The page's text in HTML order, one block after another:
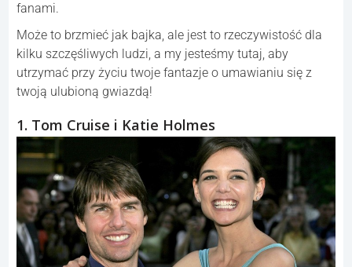
fanami.
Może to brzmieć jak bajka, ale jest to rzeczywistość dla
kilku szczęśliwych ludzi, a my jesteśmy tutaj, aby
utrzymać przy życiu twoje fantazje o umawianiu się z
twoją ulubioną gwiazdą!
1. Tom Cruise i Katie Holmes